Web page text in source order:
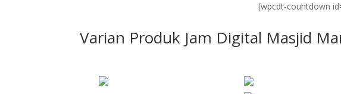
[wpcdt-countdown
Varian Produk Jam Digital Masjid